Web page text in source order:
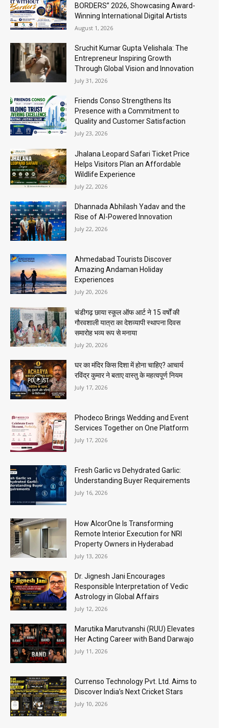
BORDERS” 2026, Showcasing Award-
Winning International Digital Artists
August 1, 2026
Sruchit Kumar Gupta Velishala: The
Entrepreneur Inspiring Growth
Through Global Vision and Innovation
July 31, 2026
Friends Conso Strengthens Its
Presence with a Commitment to
Quality and Customer Satisfaction
July 23, 2026
Jhalana Leopard Safari Ticket Price
Helps Visitors Plan an Affordable
Wildlife Experience
July 22, 2026
Dhannada Abhilash Yadav and the
Rise of AI-Powered Innovation
July 22, 2026
Ahmedabad Tourists Discover
Amazing Andaman Holiday
Experiences
July 20, 2026
चंडीगढ़ छाया स्कूल ऑफ आर्ट ने 15 वर्षों की
गौरवशाली यात्रा का देशव्यापी स्थापना दिवस
समारोह भव्य रूप से मनाया
July 20, 2026
घर का मंदिर किस दिशा में होना चाहिए? आचार्य
रविंद्र कुमार ने बताए वास्तु के महत्वपूर्ण नियम
July 17, 2026
Phodeco Brings Wedding and Event
Services Together on One Platform
July 17, 2026
Fresh Garlic vs Dehydrated Garlic:
Understanding Buyer Requirements
July 16, 2026
How AlcorOne Is Transforming
Remote Interior Execution for NRI
Property Owners in Hyderabad
July 13, 2026
Dr. Jignesh Jani Encourages
Responsible Interpretation of Vedic
Astrology in Global Affairs
July 12, 2026
Marutika Marutvanshi (RUU) Elevates
Her Acting Career with Band Darwajo
July 11, 2026
Currenso Technology Pvt. Ltd. Aims to
Discover India’s Next Cricket Stars
July 10, 2026